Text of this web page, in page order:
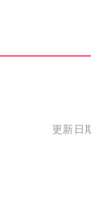
更新日